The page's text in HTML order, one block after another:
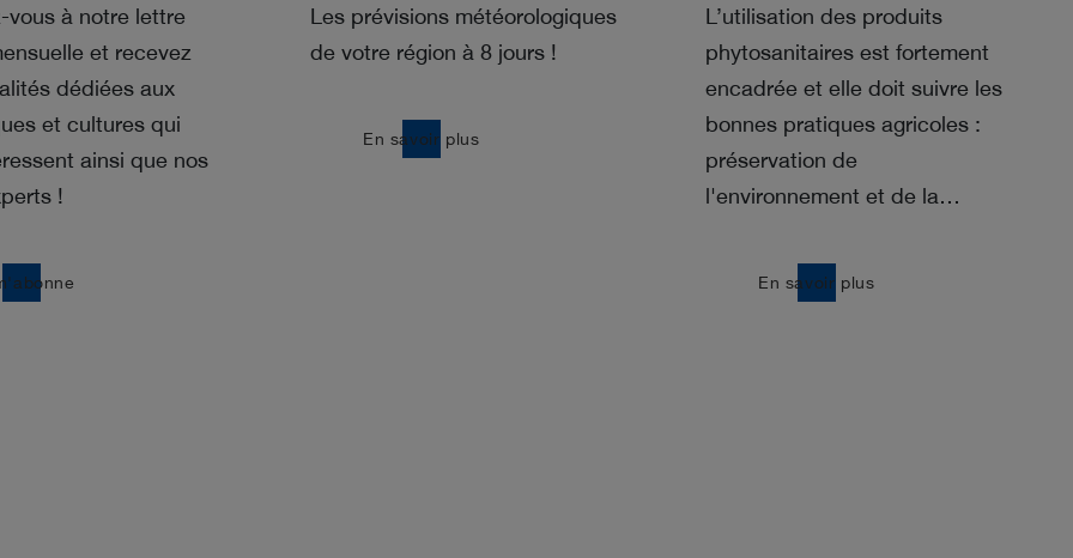
vous à notre lettre
et recevez
dédiées aux
et cultures qui
ainsi que nos
!
Les prévisions météorologiques
de votre région à 8 jours !
En savoir plus
L’utilisation des produits
phytosanitaires est fortement
encadrée et elle doit suivre les
bonnes pratiques agricoles :
préservation de
l'environnement et de la…
En savoir plus